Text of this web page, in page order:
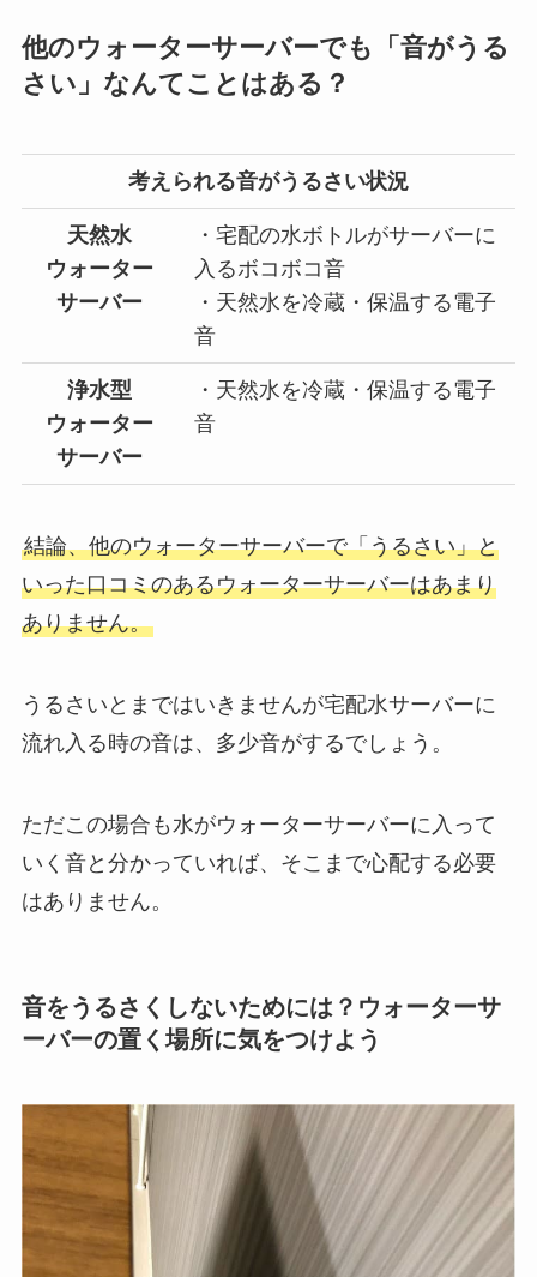
他のウォーターサーバーでも「音がうる
さい」なんてことはある？
考えられる音がうるさい状況
天然水
ウォーター
サーバー
・宅配の水ボトルがサーバーに
入るボコボコ音
・天然水を冷蔵・保温する電子
音
浄水型
ウォーター
サーバー
・天然水を冷蔵・保温する電子
音
結論、他のウォーターサーバーで「うるさい」と
いった口コミのあるウォーターサーバーはあまり
ありません。
うるさいとまではいきませんが宅配水サーバーに
流れ入る時の音は、多少音がするでしょう。
ただこの場合も水がウォーターサーバーに入って
いく音と分かっていれば、そこまで心配する必要
はありません。
音をうるさくしないためには？ウォーターサ
ーバーの置く場所に気をつけよう